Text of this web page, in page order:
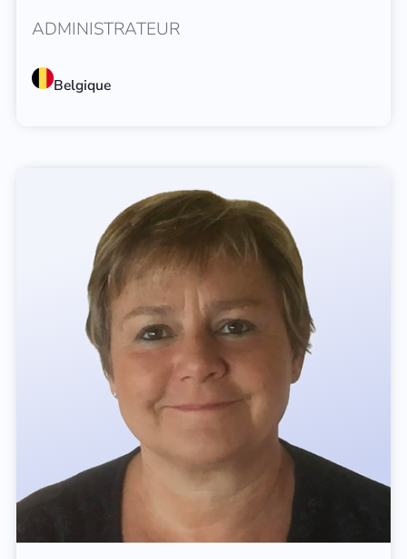
ADMINISTRATEUR
Belgique